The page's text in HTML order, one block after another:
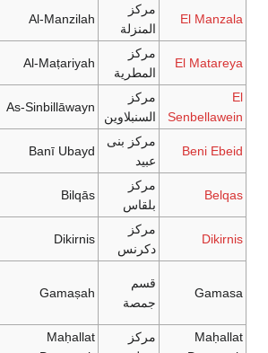
El Manzala
مركز
المنزلة
Al-Manzilah
El Matareya
مركز
المطرية
Al-Maṭariyah
Senbellawein
مركز
السنبلاوين
As-Sinbillāwayn
Beni Ebeid
مركز بنى
عبيد
Banī Ubayd
Belqas
مركز
بلقاس
Bilqās
Dikirnis
مركز
دكرنس
Dikirnis
Gamasa
قسم
جمصة
Gamaṣah
Maḥallat
مركز
Maḥallat